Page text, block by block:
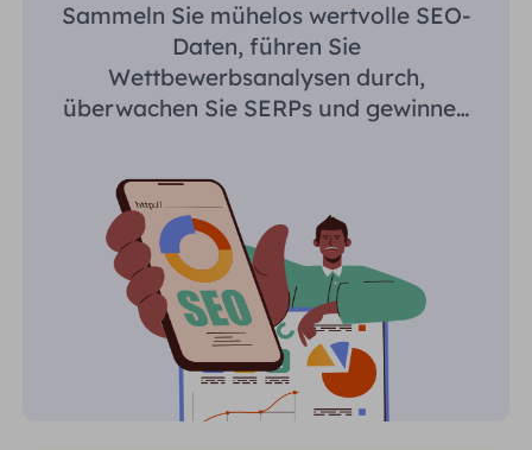
Sammeln Sie mühelos wertvolle SEO-
Daten, führen Sie
Wettbewerbsanalysen durch,
überwachen Sie SERPs und gewinnen